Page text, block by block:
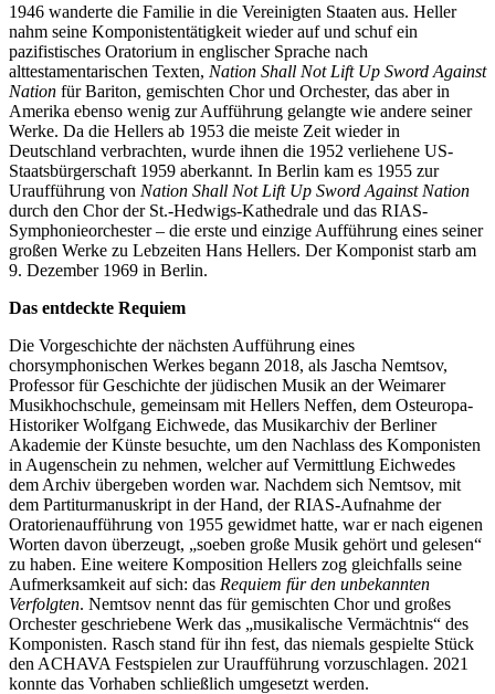
1946 wanderte die Familie in die Vereinigten Staaten aus. Heller
nahm seine Komponistentätigkeit wieder auf und schuf ein
pazifistisches Oratorium in englischer Sprache nach
alttestamentarischen Texten, Nation Shall Not Lift Up Sword Against
Nation für Bariton, gemischten Chor und Orchester, das aber in
Amerika ebenso wenig zur Aufführung gelangte wie andere seiner
Werke. Da die Hellers ab 1953 die meiste Zeit wieder in
Deutschland verbrachten, wurde ihnen die 1952 verliehene US-
Staatsbürgerschaft 1959 aberkannt. In Berlin kam es 1955 zur
Uraufführung von Nation Shall Not Lift Up Sword Against Nation
durch den Chor der St.-Hedwigs-Kathedrale und das RIAS-
Symphonieorchester – die erste und einzige Aufführung eines seiner
großen Werke zu Lebzeiten Hans Hellers. Der Komponist starb am
9. Dezember 1969 in Berlin.
Das entdeckte Requiem
Die Vorgeschichte der nächsten Aufführung eines
chorsymphonischen Werkes begann 2018, als Jascha Nemtsov,
Professor für Geschichte der jüdischen Musik an der Weimarer
Musikhochschule, gemeinsam mit Hellers Neffen, dem Osteuropa-
Historiker Wolfgang Eichwede, das Musikarchiv der Berliner
Akademie der Künste besuchte, um den Nachlass des Komponisten
in Augenschein zu nehmen, welcher auf Vermittlung Eichwedes
dem Archiv übergeben worden war. Nachdem sich Nemtsov, mit
dem Partiturmanuskript in der Hand, der RIAS-Aufnahme der
Oratorienaufführung von 1955 gewidmet hatte, war er nach eigenen
Worten davon überzeugt, „soeben große Musik gehört und gelesen“
zu haben. Eine weitere Komposition Hellers zog gleichfalls seine
Aufmerksamkeit auf sich: das Requiem für den unbekannten
Verfolgten. Nemtsov nennt das für gemischten Chor und großes
Orchester geschriebene Werk das „musikalische Vermächtnis“ des
Komponisten. Rasch stand für ihn fest, das niemals gespielte Stück
den ACHAVA Festspielen zur Uraufführung vorzuschlagen. 2021
konnte das Vorhaben schließlich umgesetzt werden.